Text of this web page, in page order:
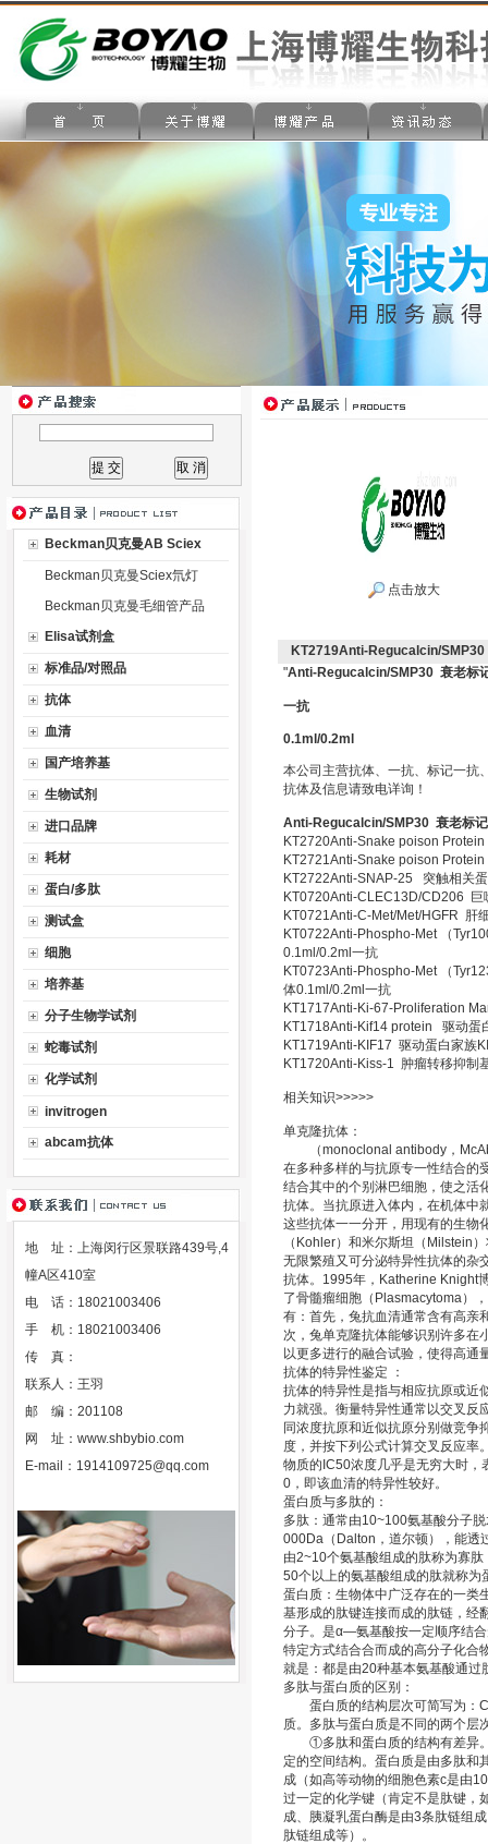
Beckman贝克曼AB Sciex
Beckman贝克曼Sciex氘灯
Beckman贝克曼毛细管产品
Elisa试剂盒
标准品/对照品
抗体
血清
国产培养基
生物试剂
进口品牌
耗材
蛋白/多肽
测试盒
细胞
培养基
分子生物学试剂
蛇毒试剂
化学试剂
invitrogen
abcam抗体
地 址：上海闵行区景联路439号,4
幢A区410室
电 话：18021003406
手 机：18021003406
传 真：
联系人：王羽
邮 编：201108
网 址： www.shbybio.com
E-mail： 1914109725@qq.com
点击放大
KT2719Anti-Regucalcin/
"Anti-Regucalcin/SMP30 衰老标
一抗
0.1ml/0.2ml
本公司主营抗体、一抗、标记一抗
抗体及信息请致电详询！
Anti-Regucalcin/SMP30 衰老标
KT2720Anti-Snake poison
KT2721Anti-Snake poison
KT2722Anti-SNAP-25 突触相关
KT0720Anti-CLEC13D/CD206 巨
KT0721Anti-C-Met/Met/HGFR 肝
KT0722Anti-Phospho-Met （
0.1ml/0.2ml一抗
KT0723Anti-Phospho-Met （
体0.1ml/0.2ml一抗
KT1717Anti-Ki-67-Proliferation
KT1718Anti-Kif14 protein 驱动蛋
KT1719Anti-KIF17 驱动蛋白家族
KT1720Anti-Kiss-1 肿瘤转移抑制
相关知识>>>>>
单克隆抗体：
（monoclonal antibody，McAb
在多种多样的与抗原专一性结合的
结合其中的个别淋巴细胞，使之活
抗体。当抗原进入体内，在机体中
这些抗体一一分开，用现有的生物
（Kohler）和米尔斯坦（Milstein
无限繁殖又可分泌特异性抗体的杂
抗体。1995年，Katherine Knight
了骨髓瘤细胞（Plasmacytoma）
有：首先，兔抗血清通常含有高亲
次，兔单克隆抗体能够识别许多在
以更多进行的融合试验，使得高通
抗体的特异性鉴定 ：
抗体的特异性是指与相应抗原或近
力就强。衡量特异性通常以交叉反
同浓度抗原和近似抗原分别做竞争
度，并按下列公式计算交叉反应率
物质的IC50浓度几乎是无穷大时，
0，即该血清的特异性较好。
蛋白质与多肽的：
多肽：通常由10~100氨基酸分子
000Da（Dalton，道尔顿），能透
由2~10个氨基酸组成的肽称为寡
50个以上的氨基酸组成的肽就称为
蛋白质：生物体中广泛存在的一类
基形成的肽键连接而成的肽链，经
分子。是α—氨基酸按一定顺序结
特定方式结合合而成的高分子化合
就是：都是由20种基本氨基酸通过
多肽与蛋白质的区别：
蛋白质的结构层次可简写为：
质。多肽与蛋白质是不同的两个层
①多肽和蛋白质的结构有差异。
定的空间结构。蛋白质是由多肽和
成（如高等动物的细胞色素c是由
过一定的化学键（肯定不是肽键，
成、胰凝乳蛋白酶是由3条肽链组
肽链组成等）。